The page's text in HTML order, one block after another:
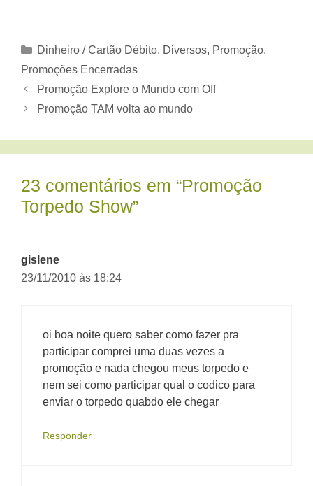
Categorias
Dinheiro / Cartão Débito, Diversos, Promoção,
Promoções Encerradas
Promoção Explore o Mundo com Off
Promoção TAM volta ao mundo
23 comentários em “Promoção
Torpedo Show”
gislene
23/11/2010 às 18:24
oi boa noite quero saber como fazer pra
participar comprei uma duas vezes a
promoção e nada chegou meus torpedo e
nem sei como participar qual o codico para
enviar o torpedo quabdo ele chegar
Responder